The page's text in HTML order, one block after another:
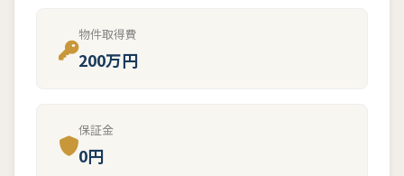
物件取得費
200万円
保証金
0円